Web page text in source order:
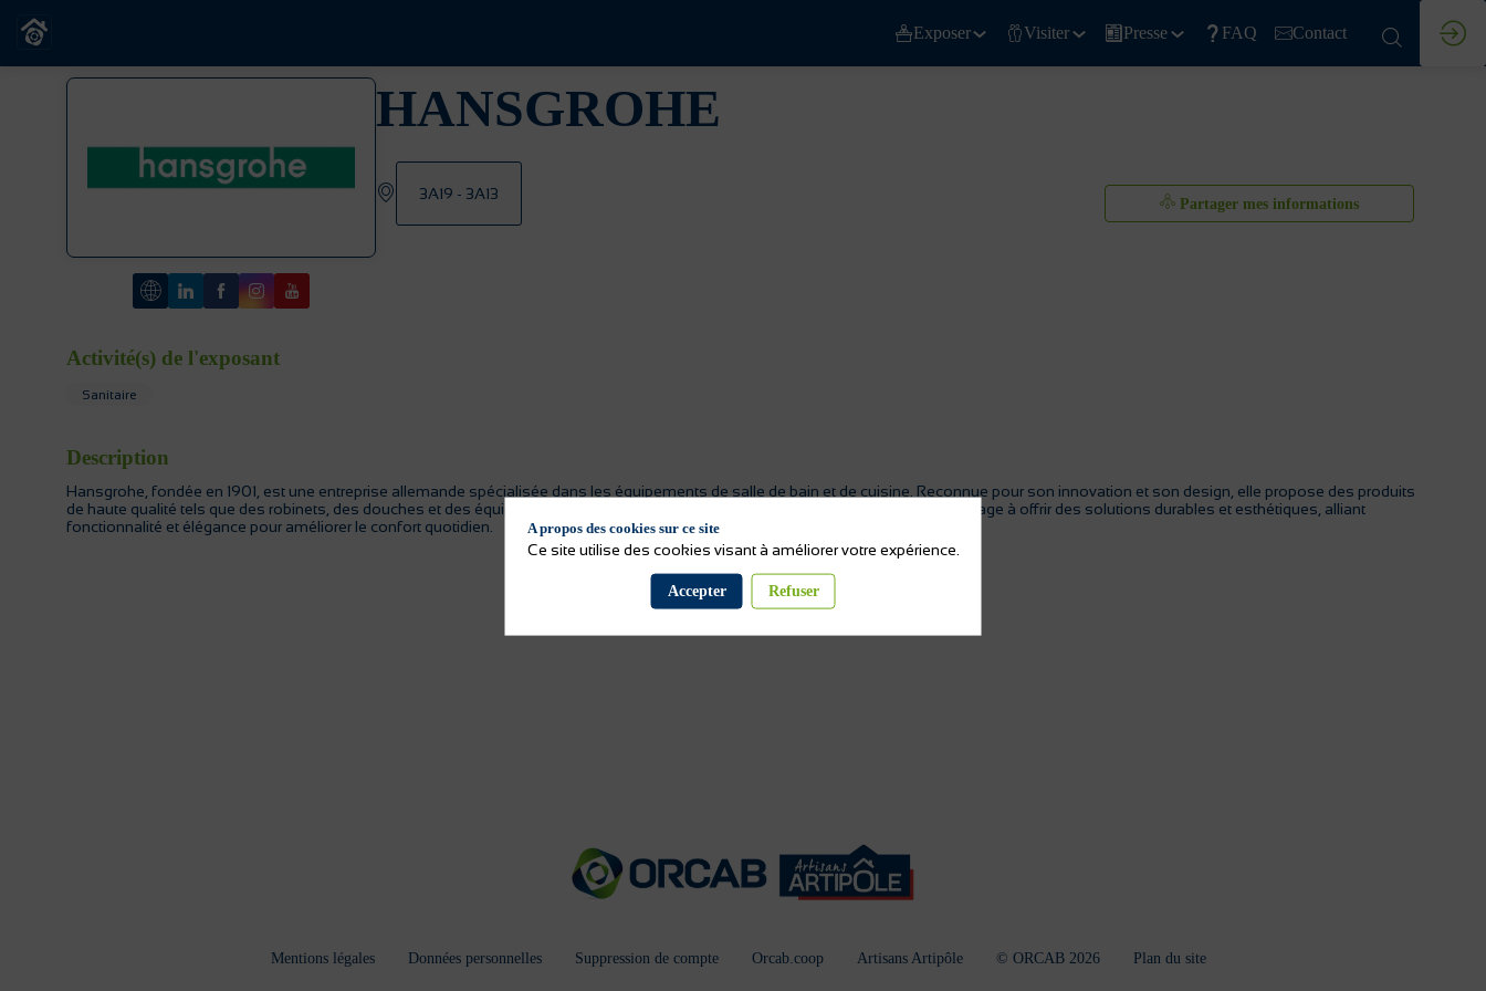
Exposer Visiter Presse FAQ Contact
Partager mes informations
HANSGROHE
3A19 - 3A13
Activité(s) de l'exposant
Sanitaire
Description
Hansgrohe, fondée en 1901, est une entreprise allemande spécialisée dans les équipements de salle de bain et de cuisine. Reconnue pour son innovation et son design, elle propose des produits
de haute qualité tels que des robinets, des douches et des équipements sanitaires pour la salle de bain et cuisine. Hansgrohe s'engage à offrir des solutions durables et esthétiques, alliant
fonctionnalité et élégance pour améliorer le confort quotidien.
Mentions légales Données personnelles Suppression de compte Orcab.coop Artisans Artipôle © ORCAB 2026 Plan du site
A propos des cookies sur ce site
Ce site utilise des cookies visant à améliorer votre expérience.
Accepter Refuser